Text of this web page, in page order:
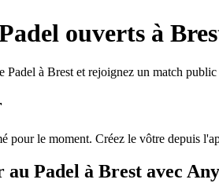
ouverts à
Padel à Brest et rejoignez un match
pour le moment. Créez le vôtre depuis
Padel à Brest avec